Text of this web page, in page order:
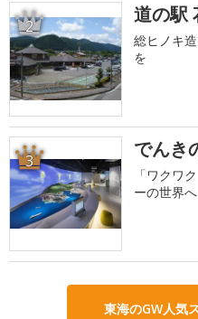
2 道の駅
総ヒノキ
を
3 でんき
「ワクワ
ーの世界
東海のGW人気